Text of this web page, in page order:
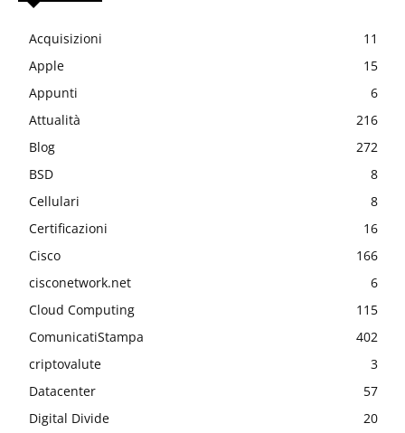
Acquisizioni
11
Apple
15
Appunti
6
Attualità
216
Blog
272
BSD
8
Cellulari
8
Certificazioni
16
Cisco
166
cisconetwork.net
6
Cloud Computing
115
ComunicatiStampa
402
criptovalute
3
Datacenter
57
Digital Divide
20